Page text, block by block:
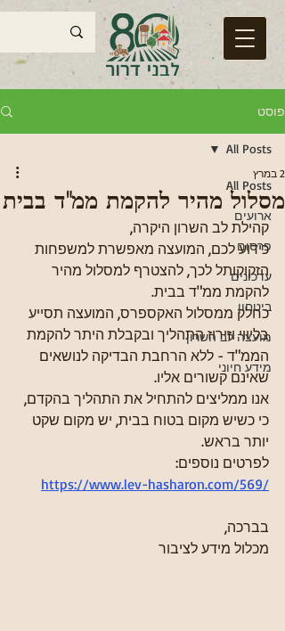
פוסט
All Posts
ארועים
פרסום
עדכונים
ביטחון
מועצה לב השרון
מידע חיוני
All Posts
מסלול מהיר להקמת ממ"ד בבית
2 במרץ
קהילת לב השרון היקרה,
כידוע לכם, המועצה מאפשרת למשפחות
הזקוקותל לכך, להצטרף למסלול מהיר
להקמת ממ"ד בבית.
כחלק ממסלול האקספרס, המועצה תסייע
בליווי וזירוז התהליך ובקבלת היתר להקמת
הממ"ד - ללא הרחבת הבדיקה לנושאים
שאינם קשורים אליו.
אנו ממליצים להתחיל את התהליך בהקדם,
כי כשיש מקום בטוח בבית, יש מקום שקט
יותר בראש.
לפרטים נוספים:
https://www.lev-hasharon.com/569/
בברכה,
מכלול מידע לציבור